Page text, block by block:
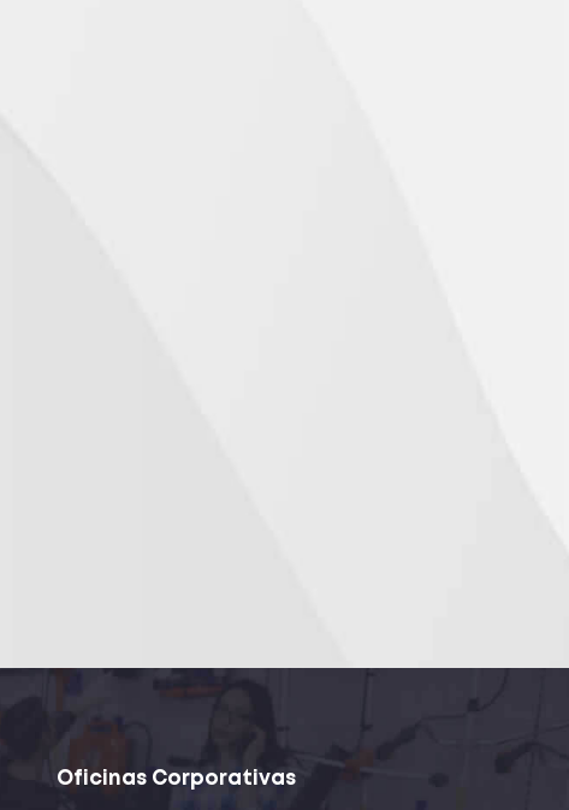
Oficinas Corporativas